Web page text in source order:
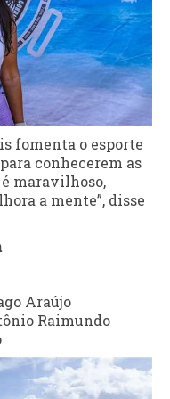
fomenta o esporte
conhecerem as
é maravilhoso,
a mente”, disse
Araújo
Raimundo